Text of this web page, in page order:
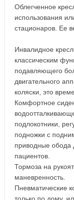
Облегченное
использования
стационаров. Ее
Инвалидное
классическим
подавляющего
двигательного
коляски, это
Комфортное
подлокотники,
подножки с
приводные обода
пациентов.
Тормоза на
маневренность.
Пневматические